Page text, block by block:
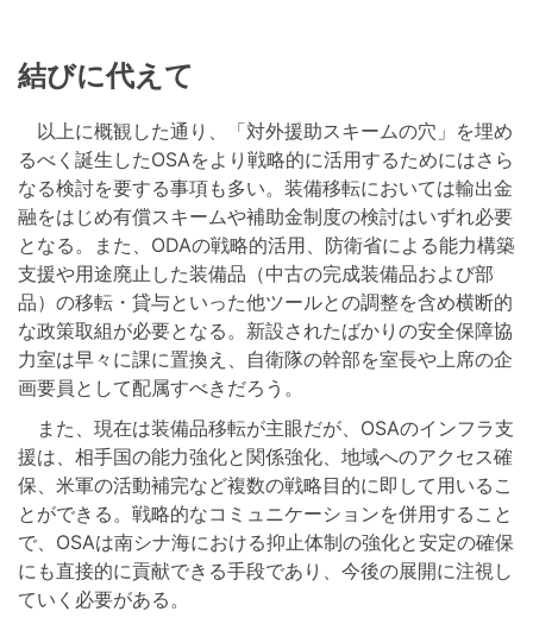
結びに代えて
以上に概観した通り、「対外援助スキームの穴」を埋め
るべく誕生したOSAをより戦略的に活用するためにはさら
なる検討を要する事項も多い。装備移転においては輸出金
融をはじめ有償スキームや補助金制度の検討はいずれ必要
となる。また、ODAの戦略的活用、防衛省による能力構築
支援や用途廃止した装備品（中古の完成装備品および部
品）の移転・貸与といった他ツールとの調整を含め横断的
な政策取組が必要となる。新設されたばかりの安全保障協
力室は早々に課に置換え、自衛隊の幹部を室長や上席の企
画要員として配属すべきだろう。
また、現在は装備品移転が主眼だが、OSAのインフラ支
援は、相手国の能力強化と関係強化、地域へのアクセス確
保、米軍の活動補完など複数の戦略目的に即して用いるこ
とができる。戦略的なコミュニケーションを併用すること
で、OSAは南シナ海における抑止体制の強化と安定の確保
にも直接的に貢献できる手段であり、今後の展開に注視し
ていく必要がある。